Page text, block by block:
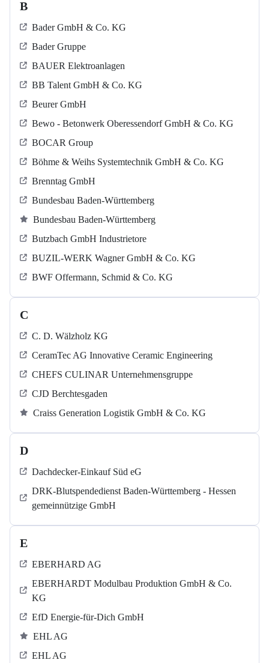
B
Bader GmbH & Co. KG
Bader Gruppe
BAUER Elektroanlagen
BB Talent GmbH & Co. KG
Beurer GmbH
Bewo - Betonwerk Oberessendorf GmbH & Co. KG
BOCAR Group
Böhme & Weihs Systemtechnik GmbH & Co. KG
Brenntag GmbH
Bundesbau Baden-Württemberg
Bundesbau Baden-Württemberg
Butzbach GmbH Industrietore
BUZIL-WERK Wagner GmbH & Co. KG
BWF Offermann, Schmid & Co. KG
C
C. D. Wälzholz KG
CeramTec AG Innovative Ceramic Engineering
CHEFS CULINAR Unternehmensgruppe
CJD Berchtesgaden
Craiss Generation Logistik GmbH & Co. KG
D
Dachdecker-Einkauf Süd eG
DRK-Blutspendedienst Baden-Württemberg - Hessen
gemeinnützige GmbH
E
EBERHARD AG
EBERHARDT Modulbau Produktion GmbH & Co.
KG
EfD Energie-für-Dich GmbH
EHL AG
EHL AG